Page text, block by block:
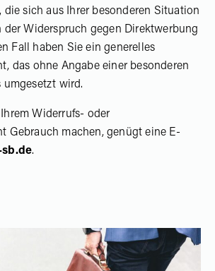
die sich aus Ihrer besonderen Situation
der Widerspruch gegen Direktwerbung
Fall haben Sie ein generelles
das ohne Angabe einer besonderen
wird.
Widerrufs- oder
Gebrauch machen, genügt eine E-
.